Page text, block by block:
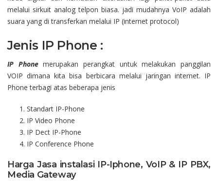
melalui sirkuit analog telpon biasa. jadi mudahnya VoIP adalah
suara yang di transferkan melalui IP (internet protocol)
Jenis IP Phone :
IP Phonemerupakan perangkat untuk melakukan panggilan
VOIP dimana kita bisa berbicara melalui jaringan internet. IP
Phone terbagi atas beberapa jenis
Standart IP-Phone
IP Video Phone
IP Dect IP-Phone
IP Conference Phone
Harga Jasa instalasi IP-Iphone, VoIP & IP PBX,
Media Gateway